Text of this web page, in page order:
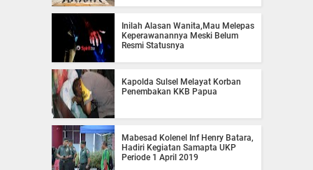
Inilah Alasan Wanita,Mau Melepas
Keperawanannya Meski Belum
Resmi Statusnya
Kapolda Sulsel Melayat Korban
Penembakan KKB Papua
Mabesad Kolenel Inf Henry Batara,
Hadiri Kegiatan Samapta UKP
Periode 1 April 2019